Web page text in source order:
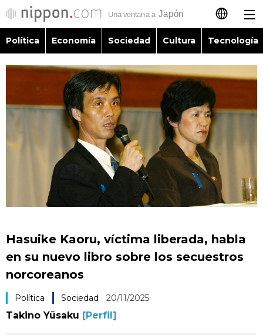
日本語
English
简体字
繁體字
Français
Política
Economía
Sociedad
Tecnología
Vida
Guía de Japón
Política Economía Sociedad Cultura Tecnología
Hasuike Kaoru, víctima liberada, habla
en su nuevo libro sobre los secuestros
norcoreanos
Política Sociedad 20/11/2025
Takino Yūsaku [Perfil]